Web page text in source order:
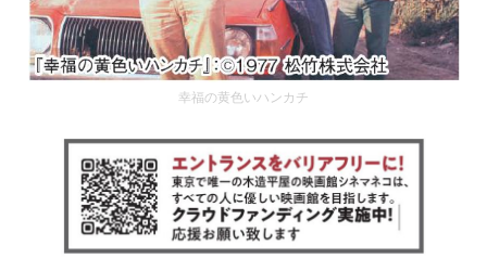
幸福の黄色いハンカチ